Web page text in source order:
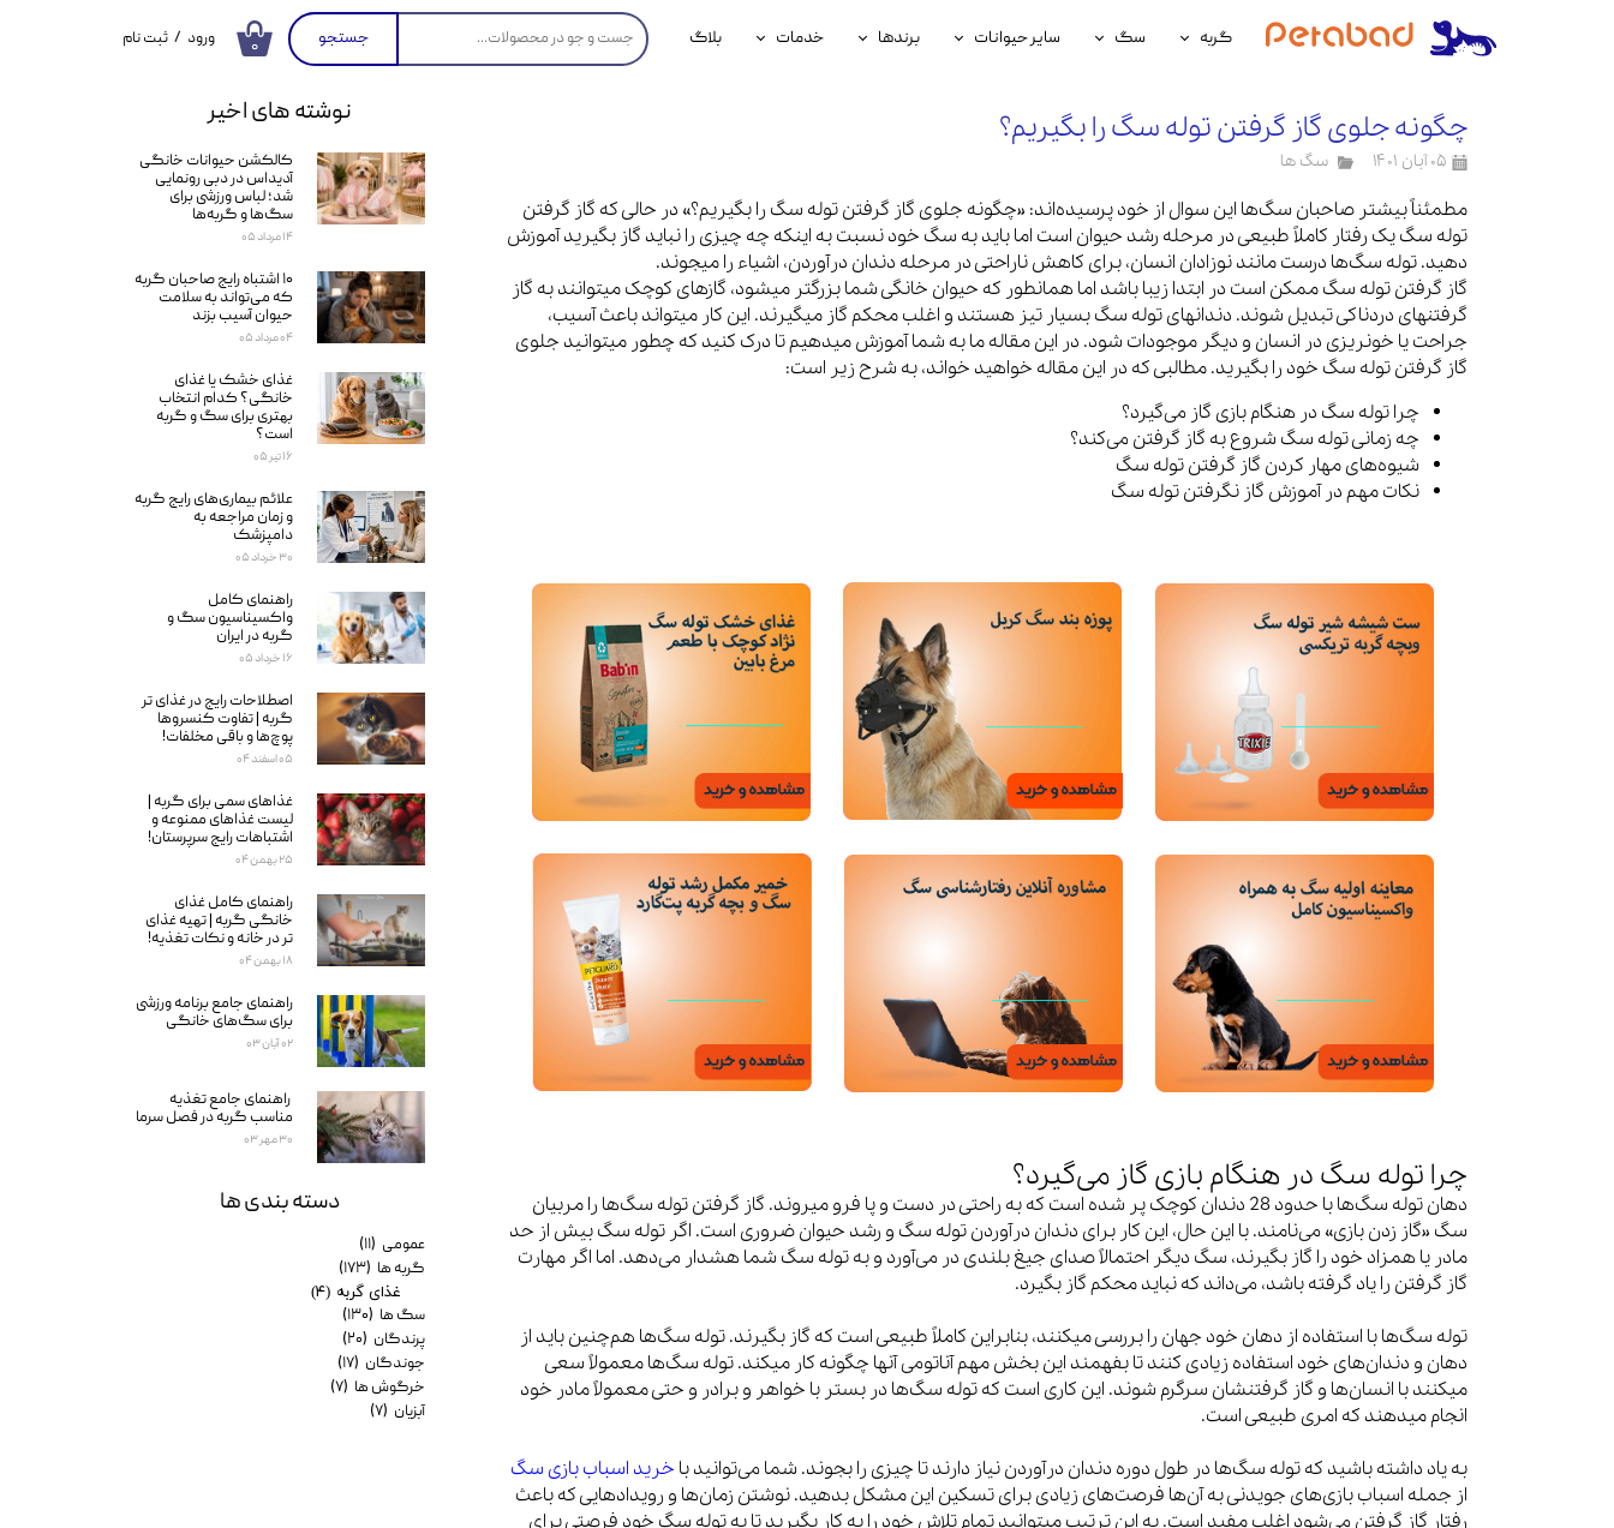
۰ جستجو گربه
لوازم نگهداری گربه
آرایشی و بهداشتی گربه
سگ
لوازم نگهداری سگ
آرایشی و بهداشتی سگ
سایر حیوانات
محصولات جوندگان
برندها
بیفار
جرهای
رولی
شایر
ونپی
خدمات بلاگ ورود / ثبت نام
سفارشات
خروج از حساب
چگونه جلوی گاز گرفتن توله سگ را بگیریم؟
۰۵ آبان ۱۴۰۱ سگ ها
مطمئناً بیشتر صاحبان سگ‌ها این سوال از خود پرسید‌ه‌اند: «چگونه جلوی گاز گرفتن توله سگ را بگیریم؟» در حالی که گاز گرفتن
توله سگ یک رفتار کاملاً طبیعی در مرحله رشد حیوان است اما باید به سگ خود نسبت به اینکه چه چیزی را نباید گاز بگیرید آموزش
دهید. توله سگ‌ها درست مانند نوزادان انسان، برای کاهش ناراحتی در مرحله دندان درآوردن، اشیاء را میجوند.
گاز گرفتن توله سگ ممکن است در ابتدا زیبا باشد اما همانطور که حیوان خانگی شما بزرگتر میشود، گازهای کوچک میتوانند به گاز
گرفتنهای دردناکی تبدیل شوند. دندانهای توله سگ بسیار تیز هستند و اغلب محکم گاز میگیرند. این کار میتواند باعث آسیب،
جراحت یا خونریزی در انسان و دیگر موجودات شود. در این مقاله ما به شما آموزش میدهیم تا درک کنید که چطور میتوانید جلوی
گاز گرفتن توله سگ خود را بگیرید. مطالبی که در این مقاله خواهید خواند، به شرح زیر است:
چرا توله سگ در هنگام بازی گاز می‌گیرد؟
چه زمانی توله سگ شروع به گاز گرفتن می‌کند؟
شیوه‌های مهار کردن گاز گرفتن توله سگ
نکات مهم در آموزش گاز نگرفتن توله سگ
چرا توله سگ در هنگام بازی گاز می‌گیرد؟
دهان توله سگ‌ها با حدود 28 دندان کوچک پر شده است که به راحتی در دست و پا فرو میروند. گاز گرفتن توله سگ‌ها را مربیان
سگ «گاز زدن بازی» می‌نامند. با این حال، این کار برای دندان درآوردن توله سگ و رشد حیوان ضروری است. اگر توله سگ بیش از حد
مادر یا همزاد خود را گاز بگیرند، سگ دیگر احتمالاً صدای جیغ بلندی در می‌آورد و به توله سگ شما هشدار می‌دهد. اما اگر مهارت
گاز گرفتن را یاد گرفته باشد، می‌داند که نباید محکم گاز بگیرد.
توله سگ‌ها با استفاده از دهان خود جهان را بررسی میکنند، بنابراین کاملاً طبیعی است که گاز بگیرند. توله سگ‌ها هم‌چنین باید از
دهان و دندان‌های خود استفاده زیادی کنند تا بفهمند این بخش مهم آناتومی آنها چگونه کار میکند. توله سگ‌ها معمولاً سعی
میکنند با انسان‌ها و گاز گرفتنشان سرگرم شوند. این کاری است که توله سگ‌ها در بستر با خواهر و برادر و حتی معمولاً مادر خود
انجام میدهند که امری طبیعی است.
به یاد داشته باشید که توله سگ‌ها در طول دوره دندان درآوردن نیاز دارند تا چیزی را بجوند. شما می‌توانید با خرید اسباب بازی‌ سگ
از جمله اسباب بازی‌های جویدنی به آن‌ها فرصت‌های زیادی برای تسکین این مشکل بدهید. نوشتن زمان‌ها و رویدادهایی که باعث
رفتار گاز گرفتن می‌شود اغلب مفید است. به این ترتیب میتوانید تمام تلاش خود را به کار بگیرید تا به توله سگ خود فرصتی برای
نوشته های اخیر
کالکشن حیوانات خانگی
آدیداس در دبی رونمایی
شد؛ لباس ورزشی برای
سگ‌ها و گربه‌ها
۱۴ مرداد ۰۵
۱۰ اشتباه رایج صاحبان گربه
که می‌تواند به سلامت
حیوان آسیب بزند
۰۴ مرداد ۰۵
غذای خشک یا غذای
خانگی؟ کدام انتخاب
بهتری برای سگ و گربه
است؟
۱۶ تیر ۰۵
علائم بیماری‌های رایج گربه
و زمان مراجعه به
دامپزشک
۳۰ خرداد ۰۵
راهنمای کامل
واکسیناسیون سگ و
گربه در ایران
۱۶ خرداد ۰۵
اصطلاحات رایج در غذای تر
گربه | تفاوت کنسروها
پوچ‌ها و باقی مخلفات!
۰۵ اسفند ۰۴
غذاهای سمی برای گربه‌ |
لیست غذاهای ممنوعه و
اشتباهات رایج سرپرستان!
۲۵ بهمن ۰۴
راهنمای کامل غذای
خانگی گربه | تهیه غذای
تر در خانه و نکات تغذیه!
۱۸ بهمن ۰۴
راهنمای جامع برنامه ورزشی
برای سگ‌های خانگی
۰۲ آبان ۰۳
راهنمای جامع تغذیه
مناسب گربه در فصل سرما
۳۰ مهر ۰۳
دسته بندی ها
عمومی (۱۱)
گربه ها (۱۷۳)
غذای گربه (۴)
سگ ها (۱۳۰)
پرندگان (۲۰)
جوندگان (۱۷)
خرگوش ها (۷)
آبزیان (۷)